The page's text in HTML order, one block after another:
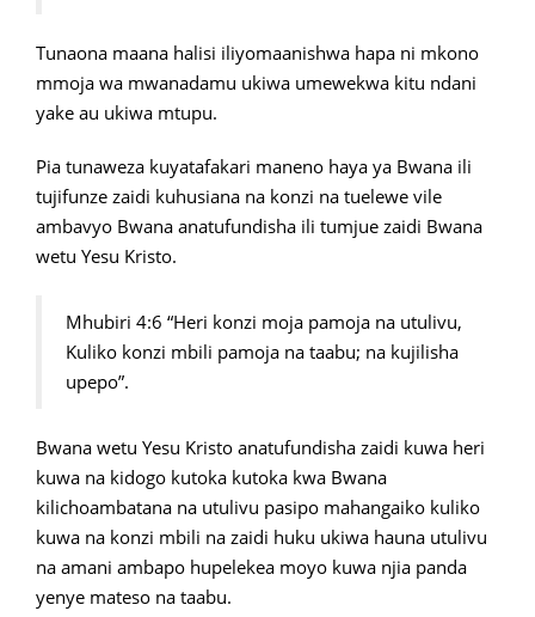
Tunaona maana halisi iliyomaanishwa hapa ni mkono
mmoja wa mwanadamu ukiwa umewekwa kitu ndani
yake au ukiwa mtupu.
Pia tunaweza kuyatafakari maneno haya ya Bwana ili
tujifunze zaidi kuhusiana na konzi na tuelewe vile
ambavyo Bwana anatufundisha ili tumjue zaidi Bwana
wetu Yesu Kristo.
Mhubiri 4:6 “Heri konzi moja pamoja na utulivu,
Kuliko konzi mbili pamoja na taabu; na kujilisha
upepo”.
Bwana wetu Yesu Kristo anatufundisha zaidi kuwa heri
kuwa na kidogo kutoka kutoka kwa Bwana
kilichoambatana na utulivu pasipo mahangaiko kuliko
kuwa na konzi mbili na zaidi huku ukiwa hauna utulivu
na amani ambapo hupelekea moyo kuwa njia panda
yenye mateso na taabu.